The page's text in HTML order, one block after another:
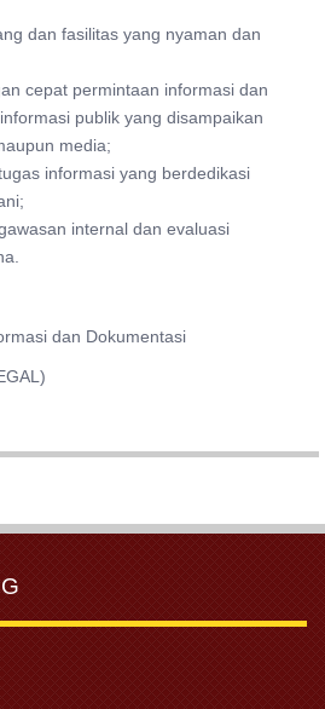
dan fasilitas yang nyaman dan
cepat permintaan informasi dan
publik yang disampaikan
media;
informasi yang berdedikasi
internal dan evaluasi
dan Dokumentasi